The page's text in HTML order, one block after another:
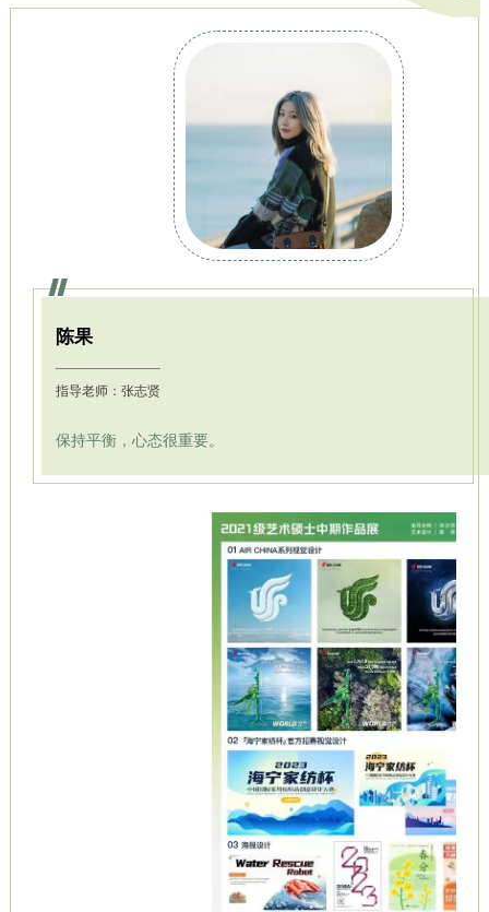
陈果
指导老师：张志贤
保持平衡，心态很重要。